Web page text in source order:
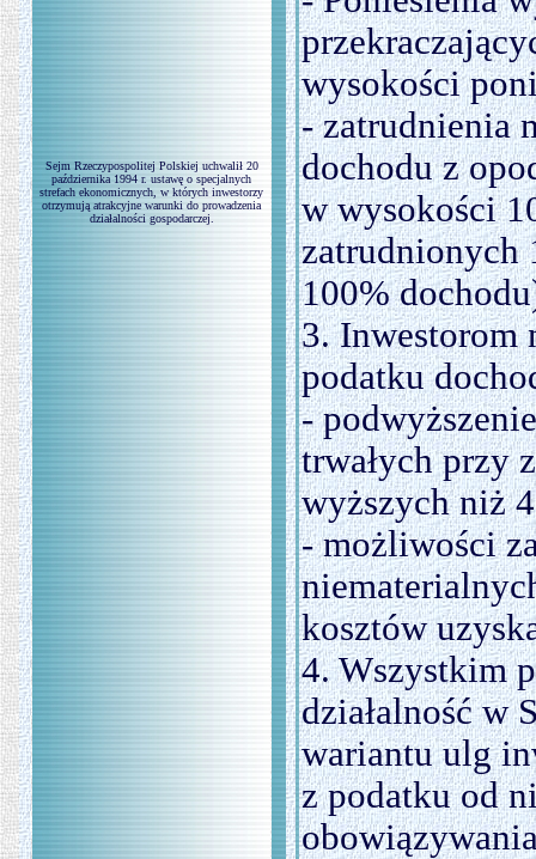
Sejm Rzeczypospolitej Polskiej uchwalił 20
października 1994 r. ustawę o specjalnych
strefach ekonomicznych, w których inwestorzy
otrzymują atrakcyjne warunki do prowadzenia
działalności gospodarczej.
wysokości
- zatrudnienia
dochodu z
w wysokości
zatrudnionych
100%
3. Inwestorom
podatku
-
trwałych przy
wyższych niż
- możliwości
kosztów
4. Wszystkim
działalność w
wariantu ulg
z podatku od